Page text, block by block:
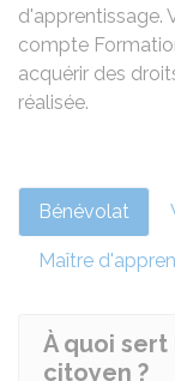
d'apprentissage.
compte
acquérir des
réalisée.
Bénévolat
Maître
À quoi
citoyen ?